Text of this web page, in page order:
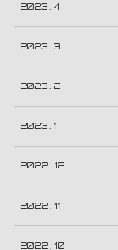
2023 . 4
2023 . 3
2023 . 2
2023 . 1
2022 . 12
2022 . 11
2022 . 10